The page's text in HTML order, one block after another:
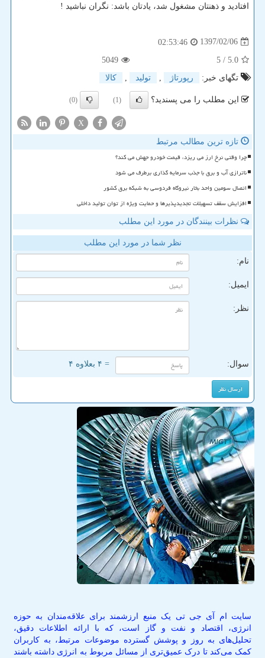
افتادید و ذهنتان مشغول شد، یادتان باشد: نگران نباشید !
1397/02/06
02:53:46
5.0
/ 5
5049
تگهای خبر:
رپورتاژ تولید كالا
این مطلب را می پسندید؟ (1)
(0)
X
تازه ترین مطالب مرتبط
چرا وقتی نرخ ارز می ریزد، قیمت خودرو جهش می کند؟
ناترازی آب و برق با جذب سرمایه گذاری برطرف می شود
اتصال سومین واحد بخار نیروگاه فردوسی به شبکه برق کشور
افزایش سقف تسهیلات تجدیدپذیرها و حمایت ویژه از توان تولید داخلی
نظرات بینندگان در مورد این مطلب
نظر شما در مورد این مطلب
نام:
ایمیل:
نظر:
سوال: = ۴ بعلاوه ۴
سایت ام آی جی تی یک منبع ارزشمند برای علاقه‌مندان به حوزه
انرژی، اقتصاد و نفت و گاز است، که با ارائه اطلاعات دقیق،
تحلیل‌های به روز و پوشش گسترده موضوعات مرتبط، به کاربران
کمک می‌کند تا درک عمیق‌تری از مسائل مربوط به انرژی داشته باشند